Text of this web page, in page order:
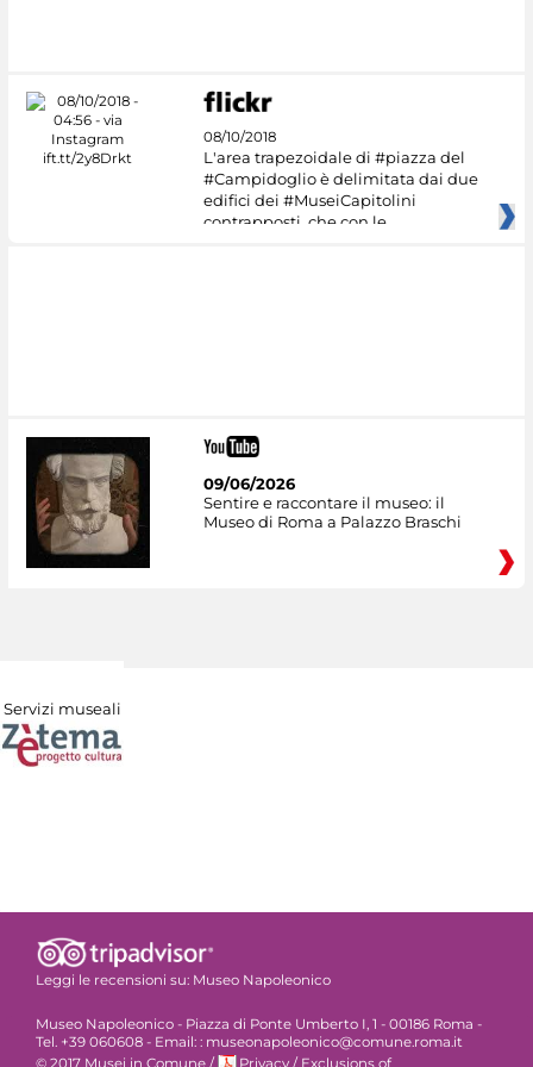
08/10/2018
L'area trapezoidale di #piazza del
#Campidoglio è delimitata dai due
edifici dei #MuseiCapitolini
contrapposti, che con le
09/06/2026
Sentire e raccontare il museo: il
Museo di Roma a Palazzo Braschi
Servizi museali
Leggi le recensioni su: Museo Napoleonico
Museo Napoleonico - Piazza di Ponte Umberto I, 1 - 00186 Roma -
Tel. +39 060608 - Email: : museonapoleonico@comune.roma.it
© 2017 Musei in Comune / Privacy / Exclusions of